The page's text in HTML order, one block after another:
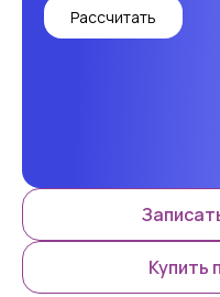
Рассчитать
Купить